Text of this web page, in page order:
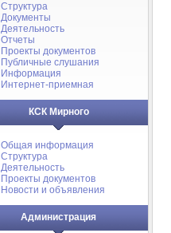
Структура
Документы
Деятельность
Отчеты
Проекты документов
Публичные слушания
Информация
Интернет-приемная
КСК Мирного
Общая информация
Структура
Деятельность
Проекты документов
Новости и объявления
Администрация